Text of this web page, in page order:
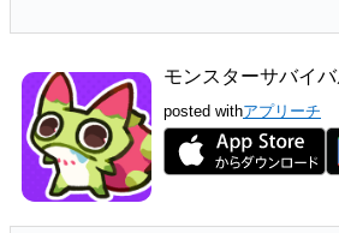
モンスターサバイ
posted withアプリーチ